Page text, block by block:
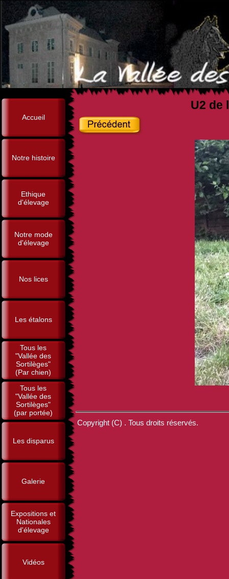
Accueil
Notre histoire
Ethique
d'élevage
Notre mode
d'élevage
Nos lices
Les étalons
Tous les
"Vallée des
Sortilèges"
(Par chien)
Tous les
"Vallée des
Sortilèges"
(par portée)
Les disparus
Galerie
Expositions et
Nationales
d'élevage
Vidéos
U2 de
Copyright (C) . Tous droits réservés.